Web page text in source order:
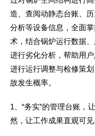
造、查阅动静态台账、
分析等设备信息，全面
术，结合锅炉运行数据
进行劣化分析，帮助用
进行运行调整与检修策
故发生概率。
1、“务实”的管理台账，
然，让工作成果直观可见